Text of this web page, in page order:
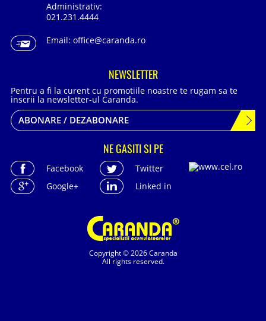
Copyright © 2026 Caranda
All rights reserved.
Administrativ:
021.231.4444
Email: office@caranda.ro
NEWSLETTER
Pentru a fi la curent cu promotiile noastre te rugam sa te
inscrii la newsletter-ul Caranda.
ABONARE / DEZABONARE
NE GASITI SI PE
Facebook
Twitter
Google+
Linked in